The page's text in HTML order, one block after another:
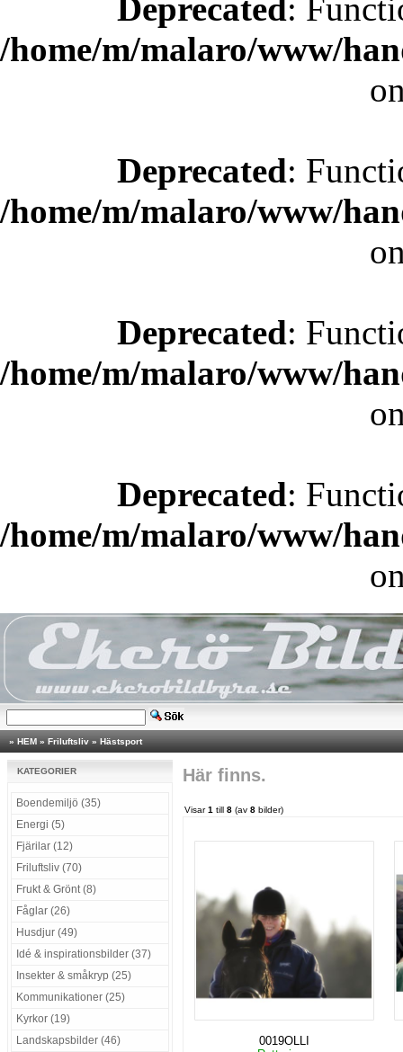
Deprecated:
/home/m/malaro/www/
Deprecated:
/home/m/malaro/www/
Deprecated:
/home/m/malaro/www/
Deprecated:
/home/m/malaro/www/
» HEM » Friluftsliv » Hästsport
KATEGORIER
Boendemiljö (35)
Energi (5)
Fjärilar (12)
Friluftsliv (70)
Frukt & Grönt (8)
Fåglar (26)
Husdjur (49)
Idé & inspirationsbilder (37)
Insekter & småkryp (25)
Kommunikationer (25)
Kyrkor (19)
Landskapsbilder (46)
Här finns.
Visar1 till 8 (av 8 bilder)
0019OLLI